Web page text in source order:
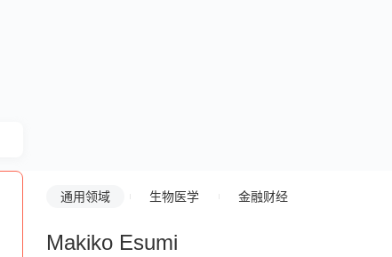
通用领域 生物医学 金融财经
Makiko Esumi